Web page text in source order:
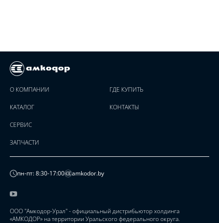
О КОМПАНИИ
КАТАЛОГ
СЕРВИС
ЗАПЧАСТИ
ГДЕ КУПИТЬ
КОНТАКТЫ
пн-пт: 8:30-17:00 amkodor.by
ООО "Амкодор-Урал" - официальный дистрибьютор холдинга
«АМКОДОР» на территории Уральского федерального округа.